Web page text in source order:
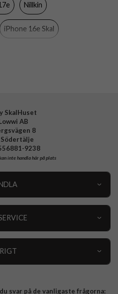
Hårdplast (PC), Mjukplast (TPU)
Nillkin
iPhone 16e Skal
SkalHuset
AB
8
9238
inte handla här på plats
svar på de vanligaste frågorna: